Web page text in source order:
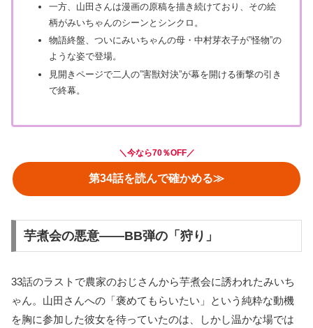
一方、山田さんは漫画の原稿を描き続けており、その絵
柄がみいちゃんのシーンとシンクロ。
物語終盤、ついにみいちゃんの母・中村芽衣子が”怪物”の
ような姿で登場。
見開きページで二人の”害獣対決”が幕を開ける衝撃の引き
で終幕。
＼今なら70％OFF／
第34話を読んで確かめる≫
芋煮会の悪意——BB弾の「狩り」
33話のラストで農家のおじさんから芋煮会に誘われたみいち
ゃん。山田さんへの「褒めてもらいたい」という純粋な動機
を胸に参加した彼女を待っていたのは、しかし温かな場では